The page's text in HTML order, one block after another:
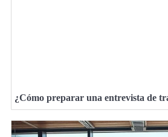
¿Cómo preparar una entrevista de